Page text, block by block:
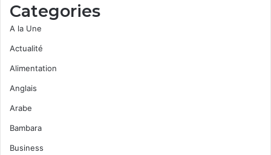
Categories
A la Une
Actualité
Alimentation
Anglais
Arabe
Bambara
Business